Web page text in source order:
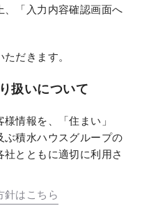
「入力内容確認画面へ
だきます。
扱いについて
情報を、「住まい」
ぶ積水ハウスグループの
とともに適切に利用さ
はこちら